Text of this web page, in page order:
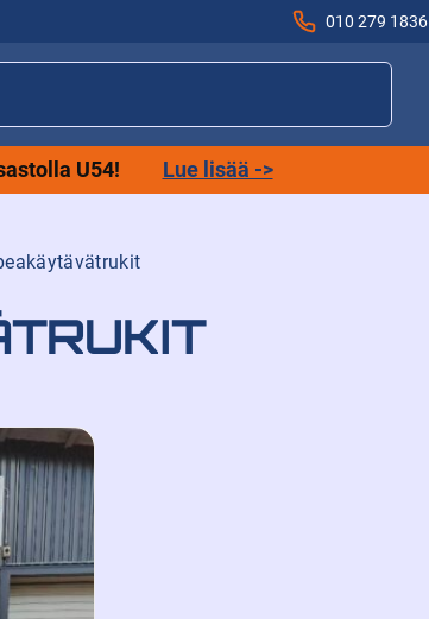
010 279 1836
U54! Lue lisää ->